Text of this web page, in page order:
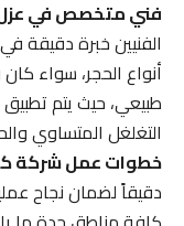
فني متخصص في عزل
الفنيين خبرة دقيقة في
أنواع الحجر، سواء كان
طبيعي، حيث يتم تطبيق
التغلغل المتساوي
خطوات عمل شركة
دقيقاً لضمان نجاح